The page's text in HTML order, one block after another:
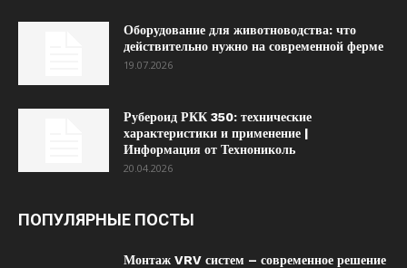
Оборудование для животноводства: что
действительно нужно на современной ферме
19.07.2026
Рубероид РКК 350: технические
характеристики и применение |
Информация от Технониколь
20.04.2026
ПОПУЛЯРНЫЕ ПОСТЫ
Монтаж VRV систем – современное решение